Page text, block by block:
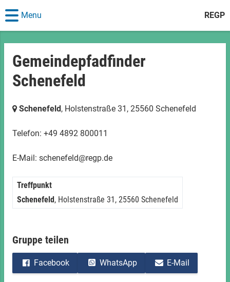
REGP
Menu
Gemeindepfadfinder
Schenefeld
Schenefeld, Holstenstraße 31, 25560 Schenefeld
Telefon: +49 4892 800011
E-Mail: schenefeld@regp.de
Treffpunkt
Schenefeld, Holstenstraße 31, 25560 Schenefeld
Gruppe teilen
Facebook WhatsApp E-Mail